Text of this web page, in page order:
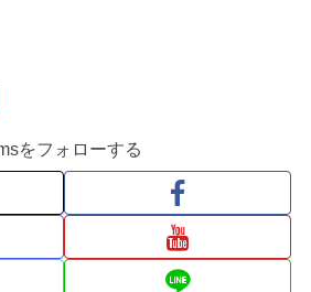
をフォローする